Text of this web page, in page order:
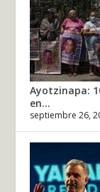
Ayotzinapa:
en...
septiembre 26,